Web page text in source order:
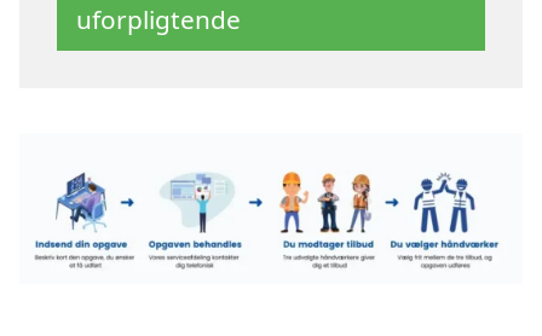
uforpligtende